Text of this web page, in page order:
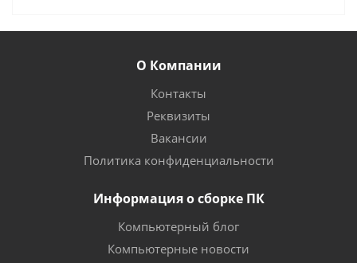
О Компании
Контакты
Реквизиты
Вакансии
Политика конфиденциальности
Информация о сборке ПК
Компьютерный блог
Компьютерные новости